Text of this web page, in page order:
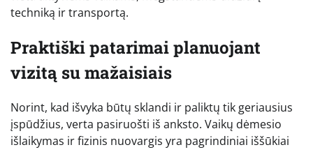
techniką ir transportą.
Praktiški patarimai planuojant
vizitą su mažaisiais
Norint, kad išvyka būtų sklandi ir paliktų tik geriausius
įspūdžius, verta pasiruošti iš anksto. Vaikų dėmesio
išlaikymas ir fizinis nuovargis yra pagrindiniai iššūkiai